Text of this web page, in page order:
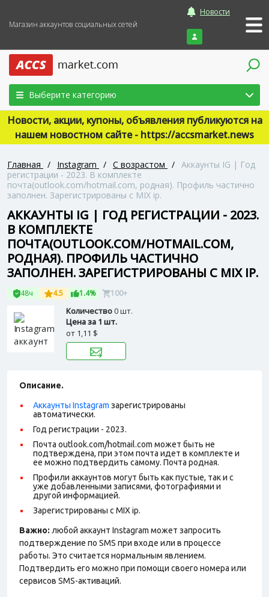
Магазин аккаунтов социальных сетей
Новости
Войти
Выберите категорию
Новости, акции, купоны, объявления публикуются на
нашем новостном сайте - https://accsmarket.news
Главная / Instagram / С возрастом / Аккаунты IG | Год
регистрации - 2023. В комплекте
почта(outlook.com/hotmail.com, родная). Профиль частично
заполнен. Зарегистрированы с MIX ip.
АККАУНТЫ IG | ГОД РЕГИСТРАЦИИ - 2023.
В КОМПЛЕКТЕ
ПОЧТА(OUTLOOK.COM/HOTMAIL.COM,
РОДНАЯ). ПРОФИЛЬ ЧАСТИЧНО
ЗАПОЛНЕН. ЗАРЕГИСТРИРОВАНЫ С MIX IP.
48ч 4.5 1.4% 100+
Количество0 шт.
Цена за 1 шт.
от 1,11 $
Описание.
Аккаунты Instagram зарегистрированы
автоматически.
Год регистрации - 2023.
Почта outlook.com/hotmail.com может быть не
подтверждена, при этом почта идет в комплекте и
ее можно подтвердить самому. Почта родная.
Профили аккаунтов могут быть как пустые, так и с
уже добавленными записями, фотографиями и
другой информацией.
Зарегистрированы с MIX ip.
Важно: любой аккаунт Instagram может запросить
подтверждение по SMS при входе или в процессе
работы. Это считается нормальным явлением.
Подтвердить его можно при помощи своего номера или
сервисов SMS-активаций.